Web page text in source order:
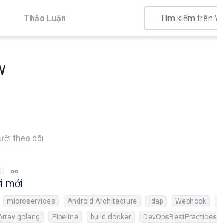
Thảo Luận
theo dõi
mới
microservices Android Architecture ldap Webhook
golang Pipeline build docker DevOpsBestPractices